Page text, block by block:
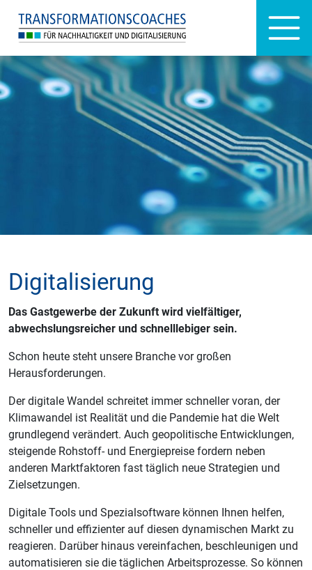
Digitalisierung
Das Gastgewerbe der Zukunft wird vielfältiger,
abwechslungsreicher und schnelllebiger sein.
Schon heute steht unsere Branche vor großen
Herausforderungen.
Der digitale Wandel schreitet immer schneller voran, der
Klimawandel ist Realität und die Pandemie hat die Welt
grundlegend verändert. Auch geopolitische Entwicklungen,
steigende Rohstoff- und Energiepreise fordern neben
anderen Marktfaktoren fast täglich neue Strategien und
Zielsetzungen.
Digitale Tools und Spezialsoftware können Ihnen helfen,
schneller und effizienter auf diesen dynamischen Markt zu
reagieren. Darüber hinaus vereinfachen, beschleunigen und
automatisieren sie die täglichen Arbeitsprozesse. So können